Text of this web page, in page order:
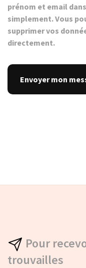
prénom et email
simplement. Vous
supprimer vos
directement.
Pour
trouvailles